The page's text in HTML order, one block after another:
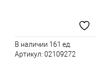
В наличии 161 ед.
Артикул: 02109272